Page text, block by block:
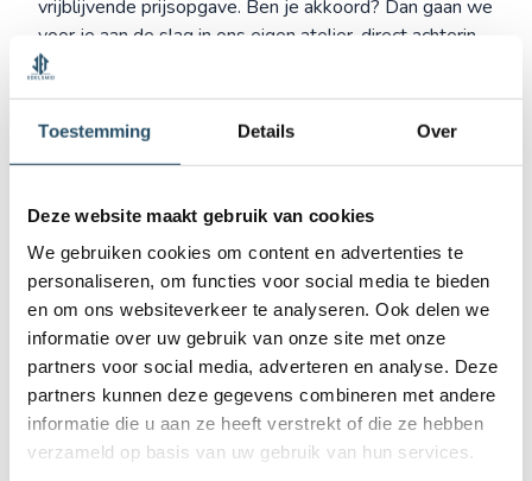
Toestemming Details Over
Deze website maakt gebruik van cookies
We gebruiken cookies om content en advertenties te
personaliseren, om functies voor social media te bieden
en om ons websiteverkeer te analyseren. Ook delen we
informatie over uw gebruik van onze site met onze
partners voor social media, adverteren en analyse. Deze
partners kunnen deze gegevens combineren met andere
informatie die u aan ze heeft verstrekt of die ze hebben
verzameld op basis van uw gebruik van hun services.
vrijblijvende prijsopgave. Ben je akkoord? Dan gaan we
voor je aan de slag in ons eigen atelier, direct achterin
de winkel. Daar smelten we jouw goud om en maken
we met de hand een nieuw sieraad. Elk detail krijgt
aandacht: van de afwerking tot een eventuele gravure
of steen. Zodra het nieuwe sieraad af is, laten we het je
verpakt en klaar om te dragen.
Onze klanten aan het woord
Ontdek wat klanten waarderen in onze persoonlijke
aanpak en hoe wij hun wensen tot leven brengen in
unieke sieraden.
Arja van Veldhuizen
Samen met Jet mijn bestaande ring aangepast